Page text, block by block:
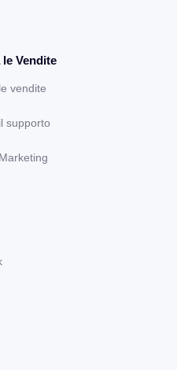
Vendite
vendite
supporto